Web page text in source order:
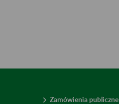
Zamówienia publiczne